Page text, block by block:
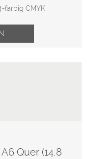
farbig CMYK
Quer (14,8